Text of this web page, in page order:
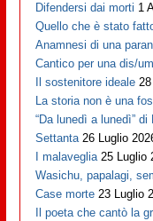
Difendersi dai morti 1
Quello che è stato
Anamnesi di una
Cantico per una dis/
Il sostenitore ideale
La storia non è una
“Da lunedì a lunedì”
Settanta 26 Luglio
I malaveglia 25 Luglio
Wasichu, papalagi,
Case morte 23 Luglio
Il poeta che cantò la